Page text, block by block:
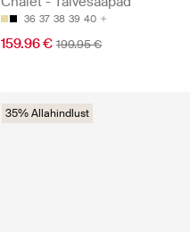
36 37 38 39 40
159.96 € 199.95 €
35% Allahindlust